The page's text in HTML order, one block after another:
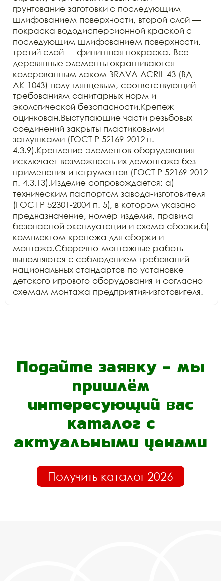
грунтование заготовки с последующим
шлифованием поверхности, второй слой —
покраска вододисперсионной краской с
последующим шлифованием поверхности,
третий слой — финишная покраска. Все
деревянные элементы окрашиваются
колерованным лаком BRAVA ACRIL 43 (ВД-
АК-1043) полу глянцевым, соответствующий
требованиям санитарных норм и
экологической безопасности.Крепеж
оцинкован.Выступающие части резьбовых
соединений закрыты пластиковыми
заглушками (ГОСТ Р 52169-2012 п.
4.3.9).Крепление элементов оборудования
исключает возможность их демонтажа без
применения инструментов (ГОСТ Р 52169-2012
п. 4.3.13).Изделие сопровождается: а)
техническим паспортом завода-изготовителя
(ГОСТ Р 52301-2004 п. 5), в котором указано
предназначение, номер изделия, правила
безопасной эксплуатации и схема сборки.б)
комплектом крепежа для сборки и
монтажа.Сборочно-монтажные работы
выполняются с соблюдением требований
национальных стандартов по установке
детского игрового оборудования и согласно
схемам монтажа предприятия-изготовителя.
Подайте заявку - мы
пришлём
интересующий вас
каталог с
актуальными ценами
Получить каталог 2026